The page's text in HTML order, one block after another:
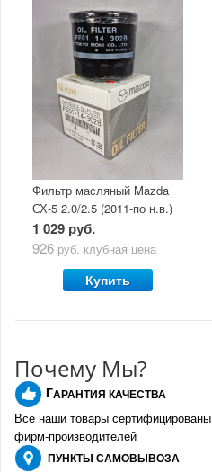
Фильтр масляный Mazda
СХ-5 2.0/2.5 (2011-по н.в.)
1 029 руб.
926 руб. клубная цена
Купить
Почему Мы?
ГАРАНТИЯ КАЧЕСТВА
Все наши товары
фирм-производителей
ПУНКТЫ САМОВЫВОЗА